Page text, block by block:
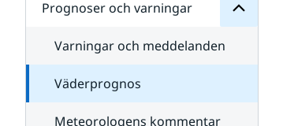
Prognoser och varningar
Varningar och meddelanden
Väderprognos
Meteorologens kommentar